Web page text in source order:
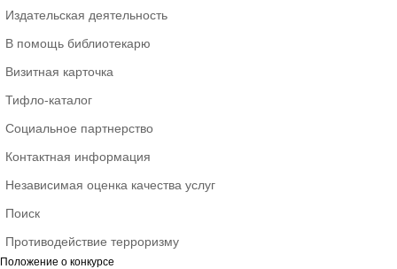
Издательская деятельность
В помощь библиотекарю
Визитная карточка
Тифло-каталог
Социальное партнерство
Контактная информация
Независимая оценка качества услуг
Поиск
Противодействие терроризму
Положение о конкурсе